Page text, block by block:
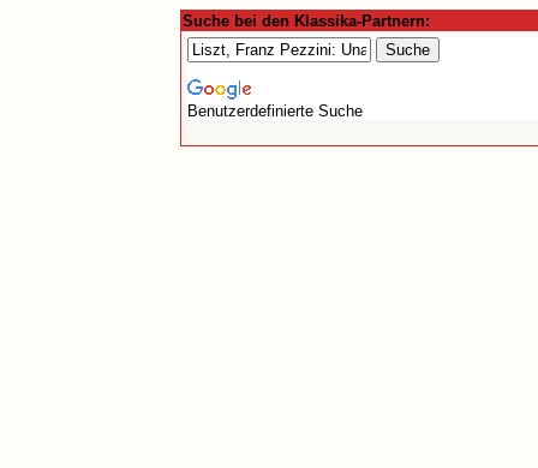
Suche bei den Klassika-Partnern:
Benutzerdefinierte Suche